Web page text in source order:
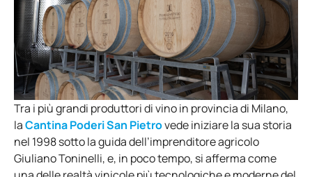
Tra i più grandi produttori di vino in provincia di Milano,
laCantina Poderi San Pietrovede iniziare la sua storia
nel 1998 sotto la guida dell’imprenditore agricolo
Giuliano Toninelli, e, in poco tempo, si afferma come